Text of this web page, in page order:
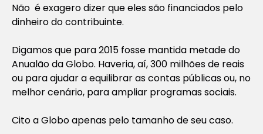
Não é exagero dizer que eles são financiados pelo
dinheiro do contribuinte.
Digamos que para 2015 fosse mantida metade do
Anualão da Globo. Haveria, aí, 300 milhões de reais
ou para ajudar a equilibrar as contas públicas ou, no
melhor cenário, para ampliar programas sociais.
Cito a Globo apenas pelo tamanho de seu caso.